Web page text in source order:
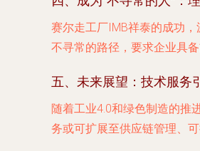
赛尔走工厂IMB祥泰的成功
不寻常的路径，要求企业具
五、未来展望：技术服务
随着工业4.0和绿色制造的推
务或可扩展至供应链管理、